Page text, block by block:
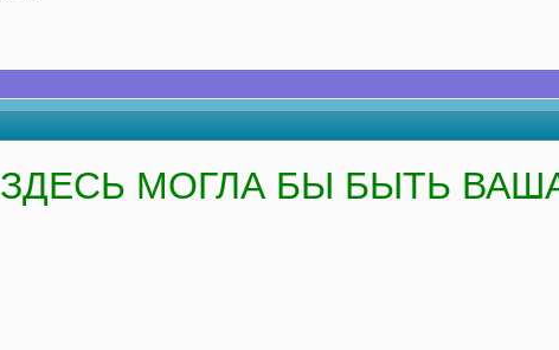
ЗДЕСЬ МОГЛА БЫ БЫТЬ